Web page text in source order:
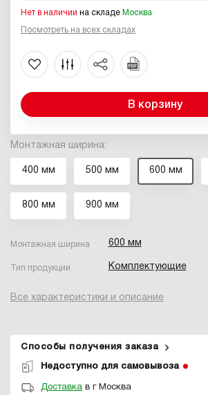
Монтажная ширина:
400 мм 500 мм 600 мм
800 мм 900 мм
Монтажная ширина 600 мм
Тип продукции Комплектующие
Все характеристики и описание
Нет в наличии на складе Москва
Посмотреть на всех складах
В корзину
Способы получения заказа
Недоступно для самовывоза
Доставка в г Москва